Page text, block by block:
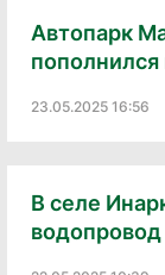
Автопарк
23.05.2025 16:56
В селе
водопровод